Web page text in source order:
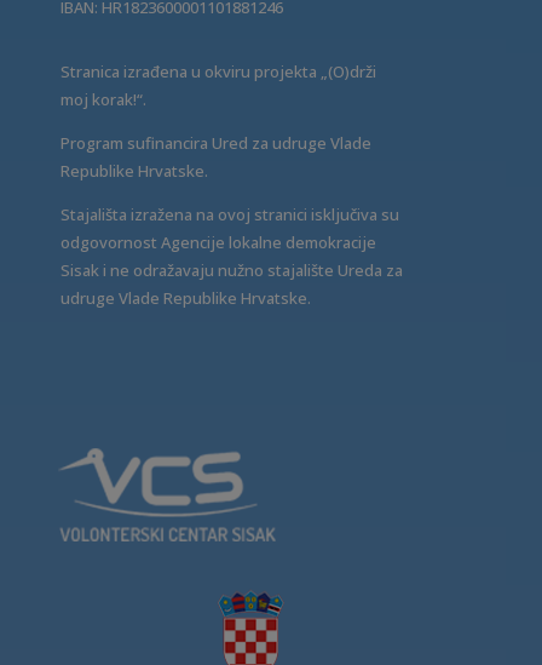
IBAN: HR1823600001101881246
Stranica izrađena u okviru projekta „(O)drži
moj korak!“.
Program sufinancira Ured za udruge Vlade
Republike Hrvatske.
Stajališta izražena na ovoj stranici isključiva su
odgovornost Agencije lokalne demokracije
Sisak i ne odražavaju nužno stajalište Ureda za
udruge Vlade Republike Hrvatske.